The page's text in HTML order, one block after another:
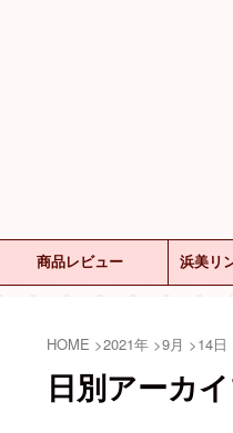
商品レビュー 浜美リ
HOME >2021年 >9月 >14日
日別アーカ